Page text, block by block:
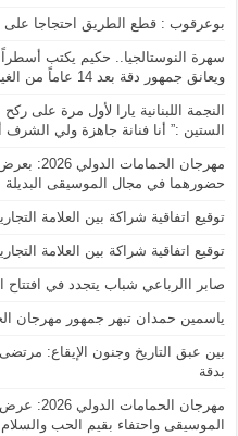
بوعرقوب : قطع الطريق احتجاجا على
سهرة النوستالجيا.. حكيم يكتب
ويعانق جمهور دقة بعد 14 عاماً من الغياب
النجمة اللبنانية يارا لأول مرة على
الستين :” أنا فنانة جاهزة ولي
مهرجان
حضورهما في مجال الموسيقى البديلة
توقيع اتفاقية شراكة بين العلامة
توقيع اتفاقية شراكة بين العلامة
صابر االرباعي شباب يتجدد في افتتاح الدورة 60 لمهرجان
ياسمين حمدان تبهر جمهور مهرجان
بين عبق التاريخ وجنون الإيقاع:
بدقة
مهرجان
الموسيقى واحتفاء بقيم الحب والسلام